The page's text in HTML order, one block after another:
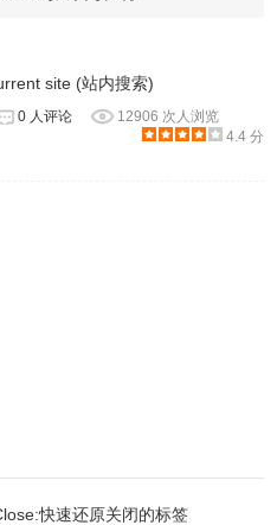
site (站内搜索)
0 人评论
12906 次人浏览
4.4 分
快速还原关闭的标签